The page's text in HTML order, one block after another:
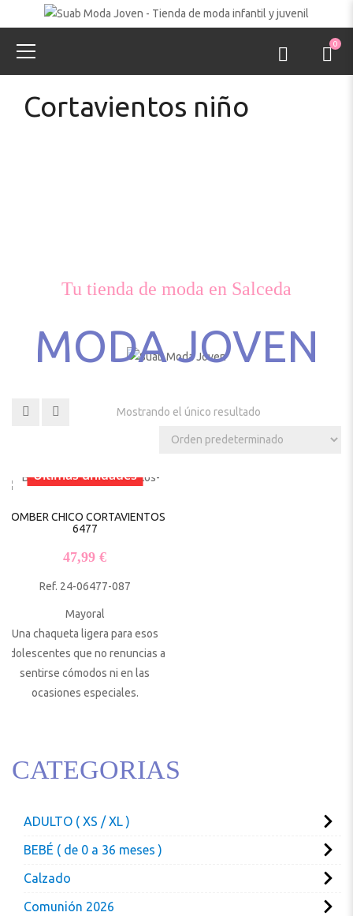
0
Cortavientos niño
Tu tienda de moda en Salceda
MODA JOVEN
Mostrando el único resultado
Últimas unidades
BOMBER CHICO CORTAVIENTOS
6477
47,99€
Ref. 24-06477-087
Mayoral
Una chaqueta ligera para esos
adolescentes que no renuncias a
sentirse cómodos ni en las
ocasiones especiales.
CATEGORIAS
ADULTO ( XS / XL )
BEBÉ ( de 0 a 36 meses )
Calzado
Comunión 2026